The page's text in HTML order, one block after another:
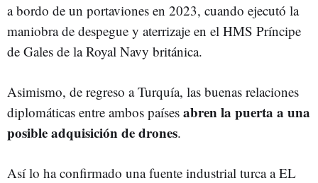
a bordo de un portaviones en 2023, cuando ejecutó la
maniobra de despegue y aterrizaje en el HMS Príncipe
de Gales de la Royal Navy británica.
Asimismo, de regreso a Turquía, las buenas relaciones
diplomáticas entre ambos países abren la puerta a una
posible adquisición de drones.
Así lo ha confirmado una fuente industrial turca a EL